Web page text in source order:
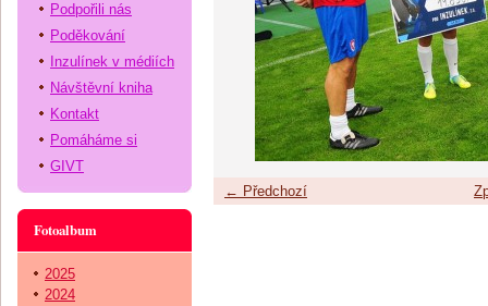
← Předchozí
Podpořili nás
Poděkování
Inzulínek v médiích
Návštěvní kniha
Kontakt
Pomáháme si
GIVT
Fotoalbum
2025
2024